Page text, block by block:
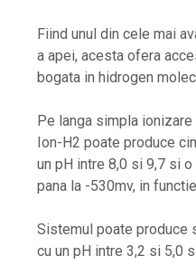
Fiind unul din cele mai
a apei, acesta ofera
bogata in hidrogen
Pe langa simpla
Ion-H2 poate produce
un pH intre 8,0 si 9,7 si
pana la -530mv, in
Sistemul poate produce
cu un pH intre 3,2 si 5,0